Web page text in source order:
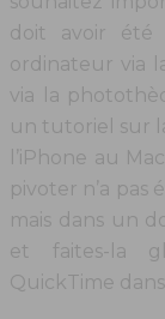
doit avoir été
ordinateur via
via la
un tutoriel sur
l’iPhone au
pivoter n’a pas
mais dans un
et faites-la
QuickTime